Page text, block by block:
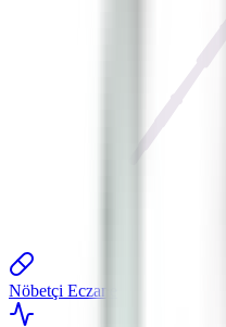
Nöbetçi Eczane